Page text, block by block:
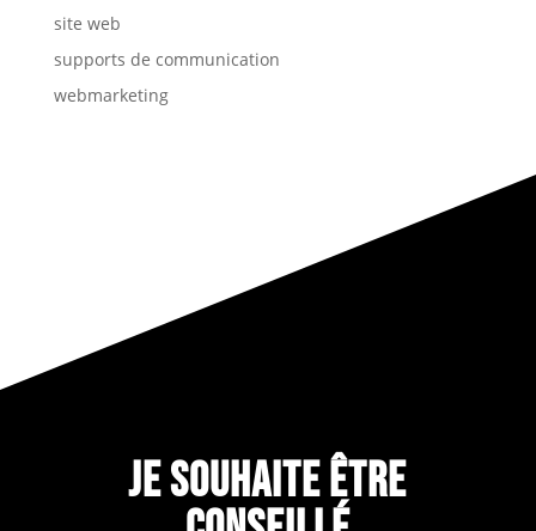
site web
supports de communication
webmarketing
JE SOUHAITE ÊTRE